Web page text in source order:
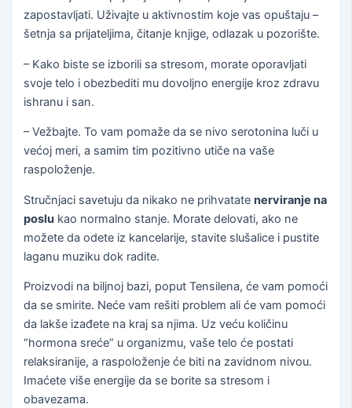
zapostavljati. Uživajte u aktivnostim koje vas opuštaju –
šetnja sa prijateljima, čitanje knjige, odlazak u pozorište.
– Kako biste se izborili sa stresom, morate oporavljati
svoje telo i obezbediti mu dovoljno energije kroz zdravu
ishranu i san.
– Vežbajte. To vam pomaže da se nivo serotonina luči u
većoj meri, a samim tim pozitivno utiče na vaše
raspoloženje.
Stručnjaci savetuju da nikako ne prihvatatenerviranje na
poslu kao normalno stanje. Morate delovati, ako ne
možete da odete iz kancelarije, stavite slušalice i pustite
laganu muziku dok radite.
Proizvodi na biljnoj bazi, poput Tensilena, će vam pomoći
da se smirite. Neće vam rešiti problem ali će vam pomoći
da lakše izađete na kraj sa njima. Uz veću količinu
“hormona sreće” u organizmu, vaše telo će postati
relaksiranije, a raspoloženje će biti na zavidnom nivou.
Imaćete više energije da se borite sa stresom i
obavezama.